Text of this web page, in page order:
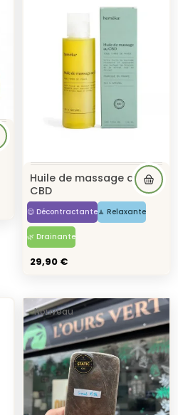
Huile de massage au
CBD
😌 Décontractante🧘 Relaxante
🌿 Drainante
29,90 €
Nouveau